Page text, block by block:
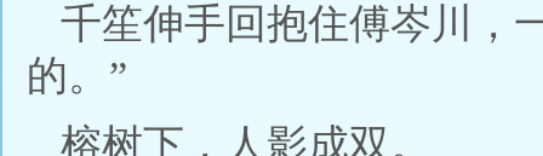
千笙伸手回抱住傅岑川，
的。”
榕树下，人影成双。